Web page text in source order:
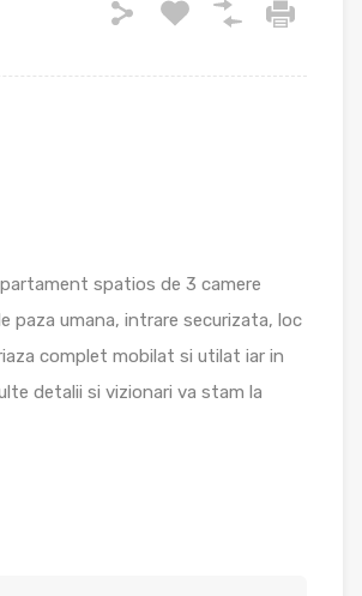
spatios de 3 camere
paza umana, intrare securizata, loc
complet mobilat si utilat iar in
detalii si vizionari va stam la